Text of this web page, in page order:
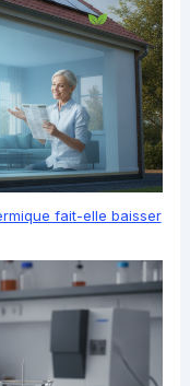
fait-elle baisser